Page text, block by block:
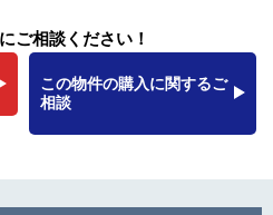
ご相談ください！
この物件の購入に関するご
相談